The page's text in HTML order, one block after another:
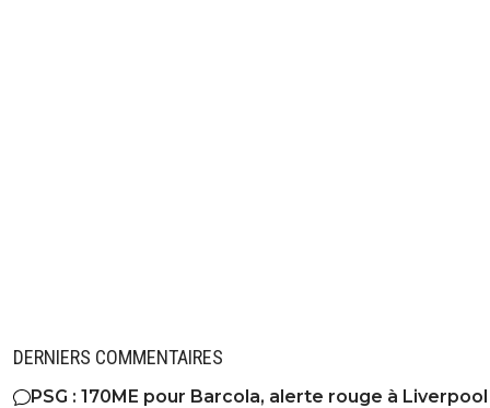
DERNIERS COMMENTAIRES
PSG : 170ME pour Barcola, alerte rouge à Liverpool